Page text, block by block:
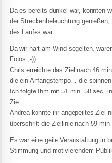
Da es bereits dunkel war, konnten
der Streckenbeleuchtung
des Laufes war.
Da wir hart am Wind segelten,
Fotos ;-))
Chris erreichte das Ziel nach 46
die ein Anfangstempo… die
Ich folgte Ihm mit 51 min. 58 sec.
Ziel.
Andrea konnte ihr angepeiltes Ziel
überschritt die Ziellinie nach 59 min
Es war eine geile Veranstaltung in
Stimmung und motivierendem